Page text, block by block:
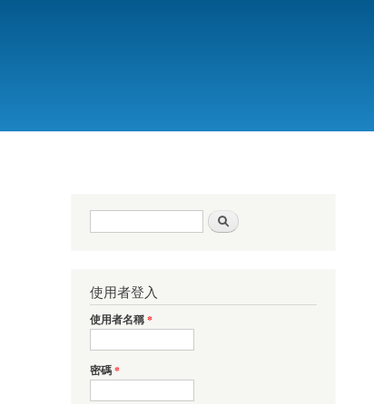
搜尋表單
使用者登入
使用者名稱*
密碼*